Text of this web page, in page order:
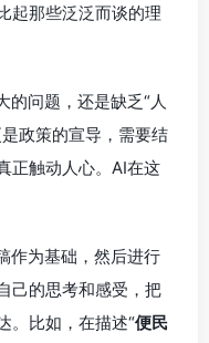
起那些泛泛而谈的理
的问题，还是缺乏“人
政策的宣导，需要结
正触动人心。AI在这
作为基础，然后进行
己的思考和感受，把
。比如，在描述“便民